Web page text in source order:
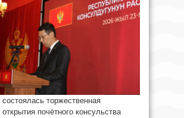
торжественная
почётного консульства